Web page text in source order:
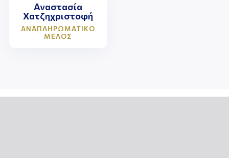
Αναστασία
Χατζηχριστοφή
ΑΝΑΠΛΗΡΩΜΑΤΙΚΟ
ΜΕΛΟΣ